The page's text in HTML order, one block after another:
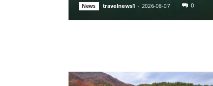
News travelnews1 - 2026-08-07 0